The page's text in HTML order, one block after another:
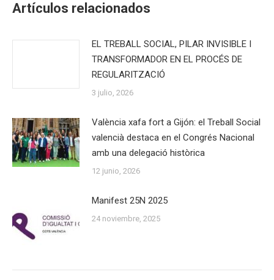
Artículos relacionados
EL TREBALL SOCIAL, PILAR INVISIBLE I
TRANSFORMADOR EN EL PROCÉS DE
REGULARITZACIÓ
3 julio, 2026
València xafa fort a Gijón: el Treball Social
valencià destaca en el Congrés Nacional
amb una delegació històrica
12 junio, 2026
Manifest 25N 2025
24 noviembre, 2025